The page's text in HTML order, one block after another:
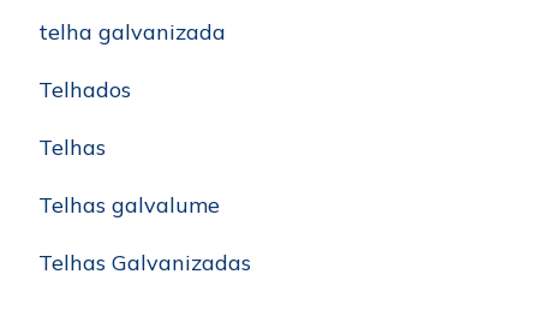
telha galvanizada
Telhados
Telhas
Telhas galvalume
Telhas Galvanizadas